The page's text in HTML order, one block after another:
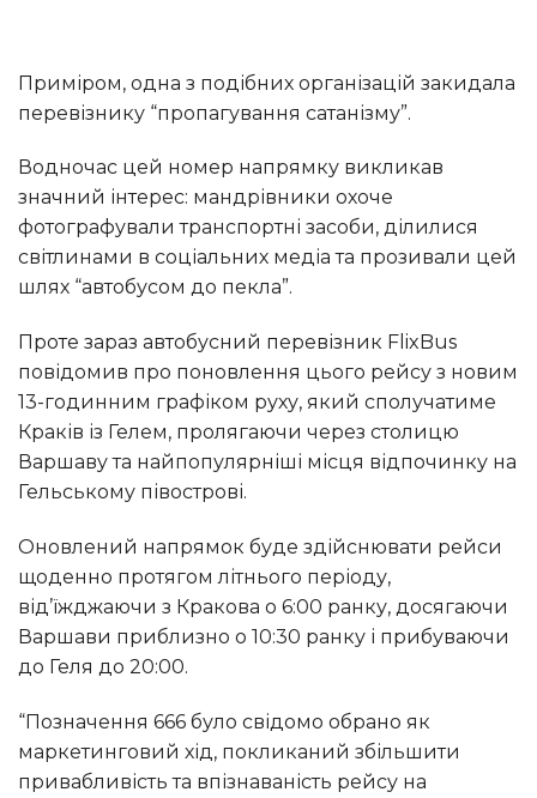
Приміром, одна з подібних організацій закидала
перевізнику “пропагування сатанізму”.
Водночас цей номер напрямку викликав
значний інтерес: мандрівники охоче
фотографували транспортні засоби, ділилися
світлинами в соціальних медіа та прозивали цей
шлях “автобусом до пекла”.
Проте зараз автобусний перевізник FlixBus
повідомив про поновлення цього рейсу з новим
13-годинним графіком руху, який сполучатиме
Краків із Гелем, пролягаючи через столицю
Варшаву та найпопулярніші місця відпочинку на
Гельському півострові.
Оновлений напрямок буде здійснювати рейси
щоденно протягом літнього періоду,
від’їжджаючи з Кракова о 6:00 ранку, досягаючи
Варшави приблизно о 10:30 ранку і прибуваючи
до Геля до 20:00.
“Позначення 666 було свідомо обрано як
маркетинговий хід, покликаний збільшити
привабливість та впізнаваність рейсу на